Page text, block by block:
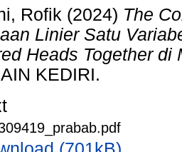
Rofik (2024) The
Linier Satu
Heads Together di
KEDIRI.